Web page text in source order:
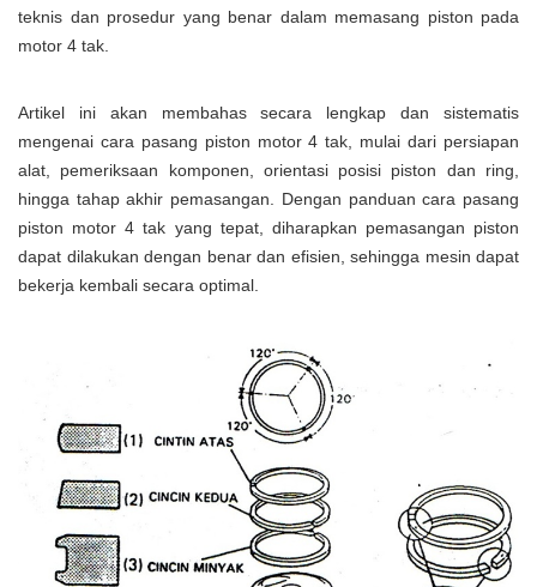
teknis dan prosedur yang benar dalam memasang piston pada
motor 4 tak.
Artikel ini akan membahas secara lengkap dan sistematis
mengenai cara pasang piston motor 4 tak, mulai dari persiapan
alat, pemeriksaan komponen, orientasi posisi piston dan ring,
hingga tahap akhir pemasangan. Dengan panduan cara pasang
piston motor 4 tak yang tepat, diharapkan pemasangan piston
dapat dilakukan dengan benar dan efisien, sehingga mesin dapat
bekerja kembali secara optimal.